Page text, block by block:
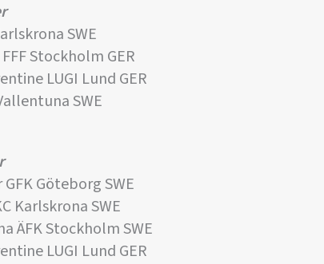
SWE
Stockholm GER
LUGI Lund GER
SWE
GFK Göteborg SWE
Karlskrona SWE
ÄFK Stockholm SWE
LUGI Lund GER